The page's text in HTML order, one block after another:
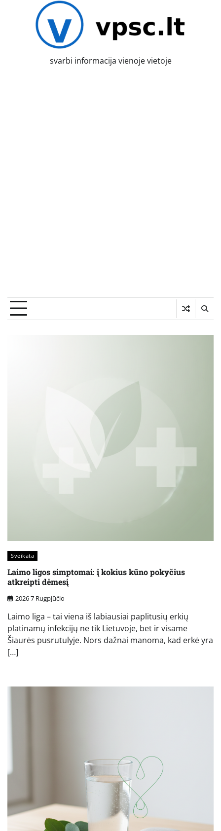
svarbi informacija vienoje vietoje
Sveikata
Laimo ligos simptomai: į kokius kūno pokyčius
atkreipti dėmesį
2026 7 Rugpjūčio
Laimo liga – tai viena iš labiausiai paplitusių erkių
platinamų infekcijų ne tik Lietuvoje, bet ir visame
Šiaurės pusrutulyje. Nors dažnai manoma, kad erkė yra
[…]